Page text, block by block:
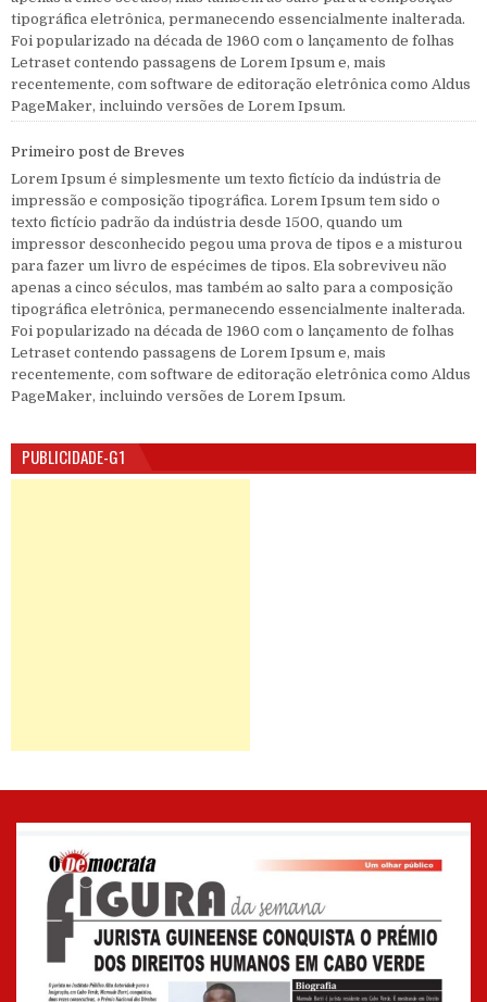
tipográfica eletrônica, permanecendo essencialmente inalterada.
Foi popularizado na década de 1960 com o lançamento de folhas
Letraset contendo passagens de Lorem Ipsum e, mais
recentemente, com software de editoração eletrônica como Aldus
PageMaker, incluindo versões de Lorem Ipsum.
Primeiro post de Breves
Lorem Ipsum é simplesmente um texto fictício da indústria de
impressão e composição tipográfica. Lorem Ipsum tem sido o
texto fictício padrão da indústria desde 1500, quando um
impressor desconhecido pegou uma prova de tipos e a misturou
para fazer um livro de espécimes de tipos. Ela sobreviveu não
apenas a cinco séculos, mas também ao salto para a composição
tipográfica eletrônica, permanecendo essencialmente inalterada.
Foi popularizado na década de 1960 com o lançamento de folhas
Letraset contendo passagens de Lorem Ipsum e, mais
recentemente, com software de editoração eletrônica como Aldus
PageMaker, incluindo versões de Lorem Ipsum.
PUBLICIDADE-G1